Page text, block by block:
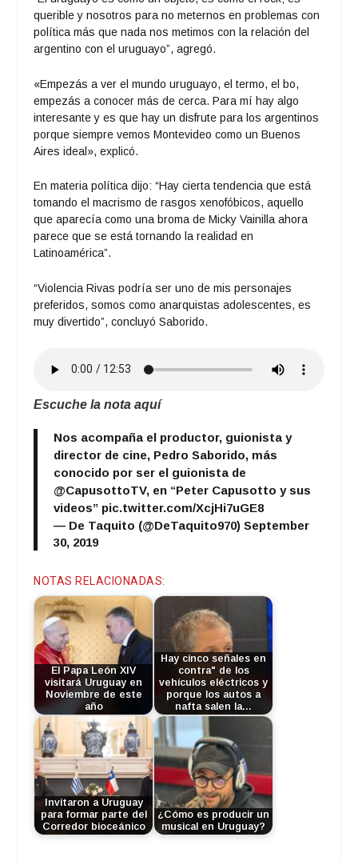
querible y nosotros para no meternos en problemas con
política más que nada nos metimos con la relación del
argentino con el uruguayo”, agregó.
«Empezás a ver el mundo uruguayo, el termo, el bo,
empezás a conocer más de cerca. Para mí hay algo
interesante y es que hay un disfrute para los argentinos
porque siempre vemos Montevideo como un Buenos
Aires ideal», explicó.
En materia política dijo: “Hay cierta tendencia que está
tomando el macrismo de rasgos xenofóbicos, aquello
que aparecía como una broma de Micky Vainilla ahora
parece que se está tornando la realidad en
Latinoamérica”.
“Violencia Rivas podría ser uno de mis personajes
preferidos, somos como anarquistas adolescentes, es
muy divertido”, concluyó Saborido.
Escuche la nota aquí
Nos acompaña el productor, guionista y
director de cine, Pedro Saborido, más
conocido por ser el guionista de
@CapusottoTV, en “Peter Capusotto y sus
videos” pic.twitter.com/XcjHi7uGE8
— De Taquito (@DeTaquito970)September
30, 2019
NOTAS RELACIONADAS:
El Papa León XIV
visitará Uruguay en
Noviembre de este
año
Hay cinco señales en
contra" de los
vehículos eléctricos y
porque los autos a
nafta salen la…
Invitaron a Uruguay
para formar parte del
Corredor bioceánico
¿Cómo es producir un
musical en Uruguay?